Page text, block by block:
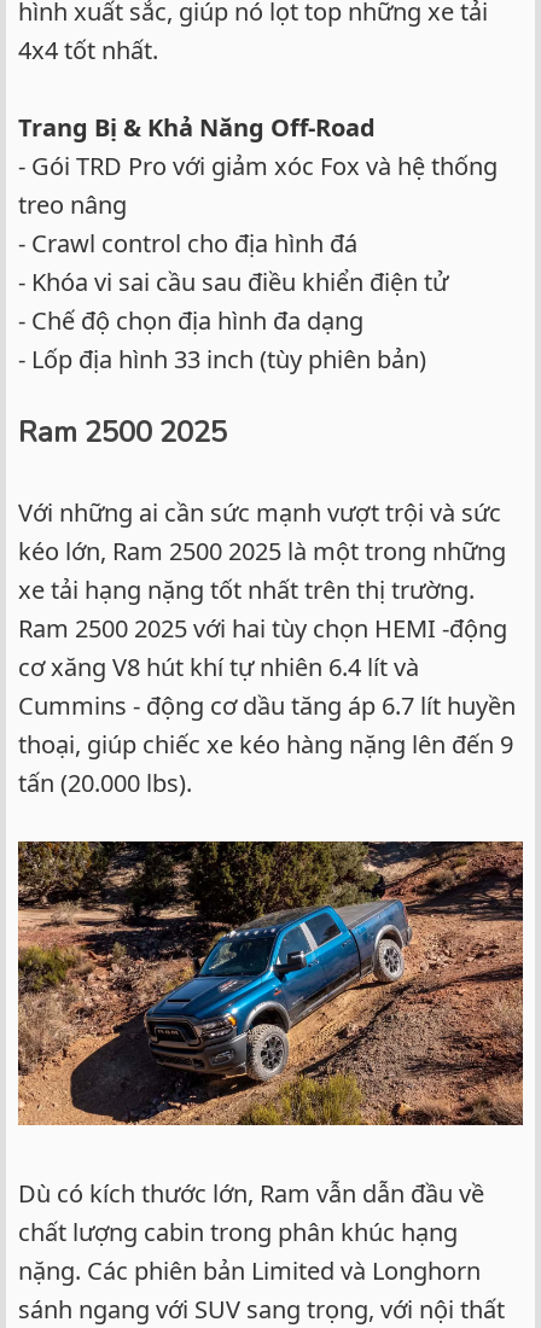
hình xuất sắc, giúp nó lọt top những xe tải
4x4 tốt nhất.
Trang Bị & Khả Năng Off-Road
- Gói TRD Pro với giảm xóc Fox và hệ thống
treo nâng
- Crawl control cho địa hình đá
- Khóa vi sai cầu sau điều khiển điện tử
- Chế độ chọn địa hình đa dạng
- Lốp địa hình 33 inch (tùy phiên bản)
Ram 2500 2025
Với những ai cần sức mạnh vượt trội và sức
kéo lớn, Ram 2500 2025 là một trong những
xe tải hạng nặng tốt nhất trên thị trường.
Ram 2500 2025 với hai tùy chọn HEMI -động
cơ xăng V8 hút khí tự nhiên 6.4 lít và
Cummins - động cơ dầu tăng áp 6.7 lít huyền
thoại, giúp chiếc xe kéo hàng nặng lên đến 9
tấn (20.000 lbs).
Dù có kích thước lớn, Ram vẫn dẫn đầu về
chất lượng cabin trong phân khúc hạng
nặng. Các phiên bản Limited và Longhorn
sánh ngang với SUV sang trọng, với nội thất